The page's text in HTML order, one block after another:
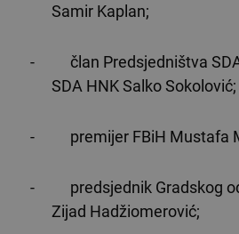
Samir Kaplan;
-
član Predsjedništva
SDA HNK Salko Sokolović;
- premijer FBiH Mustafa
-
predsjednik Gradskog
Zijad Hadžiomerović;